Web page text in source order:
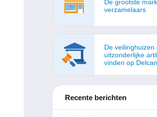
De grootste
verzamelaars
De veilinghuizen
uitzonderlijke
vinden op
Recente berichten